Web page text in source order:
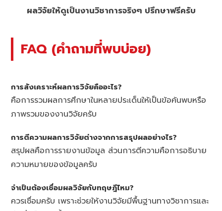
ผลวิจัยให้ดูเป็นงานวิชาการจริงๆ ปรึกษาฟรีครับ
FAQ (คำถามที่พบบ่อย)
การสังเคราะห์ผลการวิจัยคืออะไร?
คือการรวมผลการศึกษาในหลายประเด็นให้เป็นข้อค้นพบหรือ
ภาพรวมของงานวิจัยครับ
การตีความผลการวิจัยต่างจากการสรุปผลอย่างไร?
สรุปผลคือการรายงานข้อมูล ส่วนการตีความคือการอธิบาย
ความหมายของข้อมูลครับ
จำเป็นต้องเชื่อมผลวิจัยกับทฤษฎีไหม?
ควรเชื่อมครับ เพราะช่วยให้งานวิจัยมีพื้นฐานทางวิชาการและ